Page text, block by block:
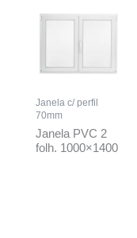
Janela c/ perfil
70mm
Janela PVC 2
folh. 1000×1400